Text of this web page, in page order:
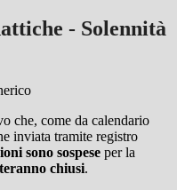
- Solennità
che, come da calendario
inviata tramite registro
sono sospese per la
chiusi.